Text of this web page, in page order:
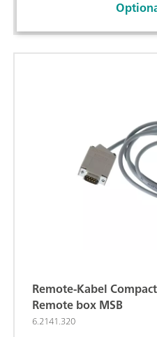
Remote-Kabel
Remote box MSB
6.2141.320